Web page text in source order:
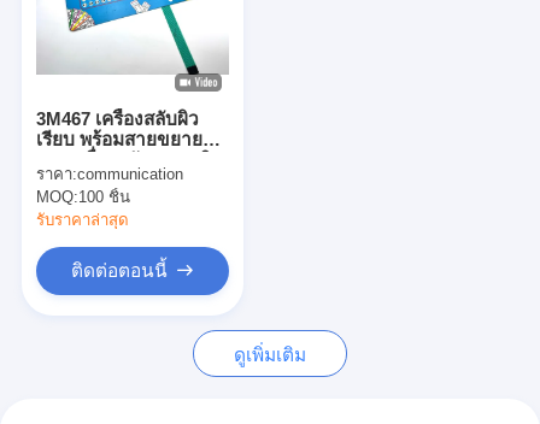
เครื่องสลับแผ่น Membrane
เครื่องสลับแผ่น ESD
เครื่องปรับเปลี่ยนแผ่นผนัง LCD
เครื่องสวิทช์เมมแบรนความจุ
ผนังป้องกันและกระดาษติดตาม
3M467 เครื่องสลับผิว
เรียบ พร้อมสายขยาย
ราคา:communication
MOQ:100 ชิ้น
รับราคาล่าสุด
ติดต่อตอนนี้
ดูเพิ่มเติม